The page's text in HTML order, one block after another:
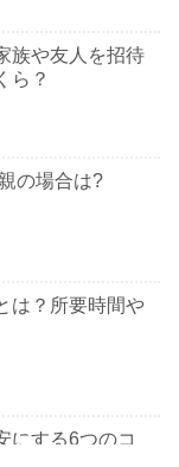
族や友人を招待
ら？
の場合は?
は？所要時間や
にする6つのコ